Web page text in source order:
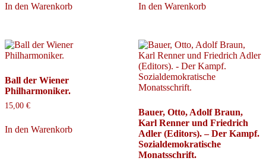
In den Warenkorb In den Warenkorb
Ball der Wiener
Philharmoniker.
15,00 €
In den Warenkorb
Bauer, Otto, Adolf Braun,
Karl Renner und Friedrich
Adler (Editors). – Der Kampf.
Sozialdemokratische
Monatsschrift.